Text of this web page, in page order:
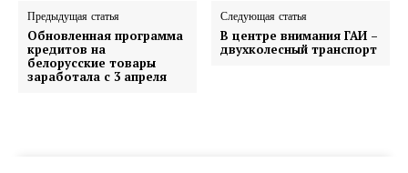
Предыдущая статья
Обновленная программа
кредитов на
белорусские товары
заработала с 3 апреля
Следующая статья
В центре внимания ГАИ –
двухколесный транспорт